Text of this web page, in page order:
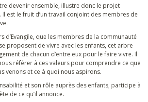
devenir ensemble, illustre donc le projet
est le fruit d’un travail conjoint des membres de
d’Evangile, que les membres de la communauté
proposent de vivre avec les enfants, cet arbre
de chacun d’entre eux pour le faire vivre. Il
référer à ces valeurs pour comprendre ce que
venons et ce à quoi nous aspirons.
et son rôle auprès des enfants, participe à
de ce qu’il annonce.